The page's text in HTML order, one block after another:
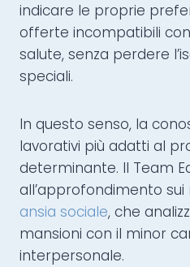
indicare le proprie
offerte incompatibili
salute, senza perdere
speciali.
In questo senso, la
lavorativi più adatti al
determinante. Il Team
all’approfondimento sui
ansia sociale, che
mansioni con il minor
interpersonale.